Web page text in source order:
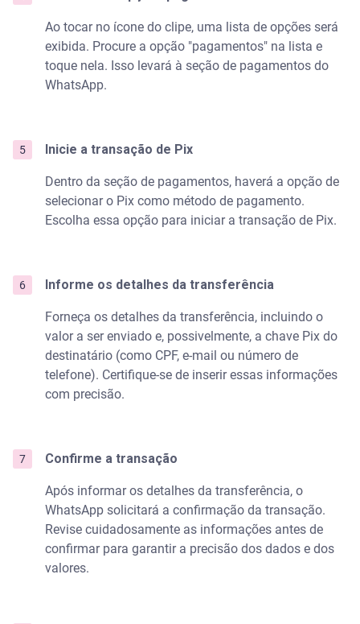
Ao tocar no ícone do clipe, uma lista de opções será
exibida. Procure a opção "pagamentos" na lista e
toque nela. Isso levará à seção de pagamentos do
WhatsApp.
Inicie a transação de Pix
Dentro da seção de pagamentos, haverá a opção de
selecionar o Pix como método de pagamento.
Escolha essa opção para iniciar a transação de Pix.
Informe os detalhes da transferência
Forneça os detalhes da transferência, incluindo o
valor a ser enviado e, possivelmente, a chave Pix do
destinatário (como CPF, e-mail ou número de
telefone). Certifique-se de inserir essas informações
com precisão.
Confirme a transação
Após informar os detalhes da transferência, o
WhatsApp solicitará a confirmação da transação.
Revise cuidadosamente as informações antes de
confirmar para garantir a precisão dos dados e dos
valores.